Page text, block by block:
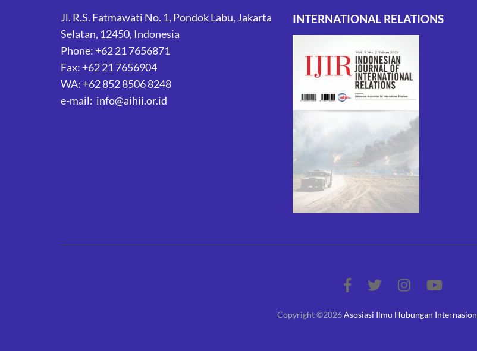
Jl. R.S. Fatmawati No. 1, Pondok Labu, Jakarta
Selatan, 12450, Indonesia
Phone: +62 21 7656871
Fax: +62 21 7656904
WA: +62 852 8506 8248
e-mail: info@aihii.or.id
INTERNATIONAL RELATIONS
Copyright ©2026Asosiasi Ilmu Hubungan